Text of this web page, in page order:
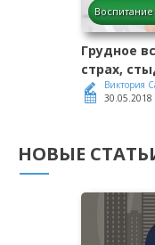
Грудное
страх,
Виктория
30.05.2018
НОВЫЕ